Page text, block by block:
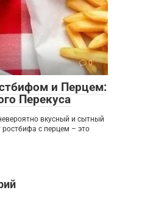
0
и Перцем:
Перекуса
вкусный и сытный
с перцем – это